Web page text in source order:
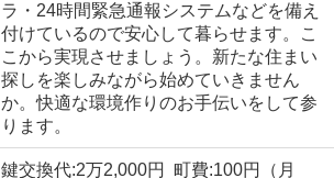
ラ・24時間緊急通報システムなどを備え
付けているので安心して暮らせます。こ
こから実現させましょう。新たな住まい
探しを楽しみながら始めていきません
か。快適な環境作りのお手伝いをして参
ります。
鍵交換代:2万2,000円 町費:100円（月